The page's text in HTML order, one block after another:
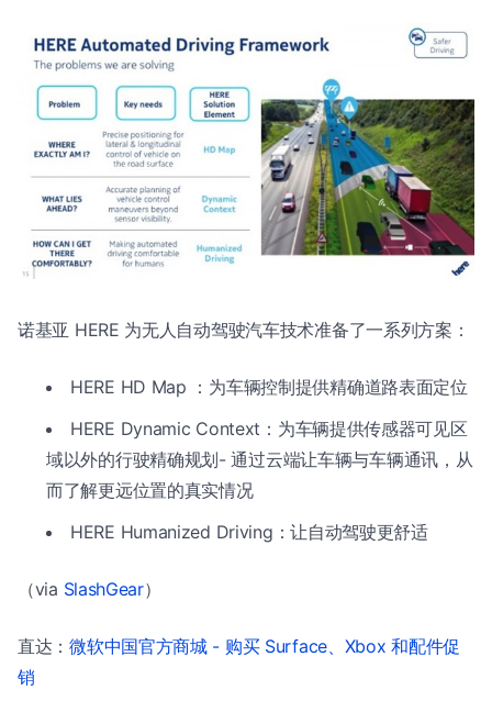
诺基亚 HERE 为无人自动驾驶汽车技术准备了一系列方案：
HERE HD Map ：为车辆控制提供精确道路表面定位
HERE Dynamic Context：为车辆提供传感器可见区
域以外的行驶精确规划- 通过云端让车辆与车辆通讯，从
而了解更远位置的真实情况
HERE Humanized Driving：让自动驾驶更舒适
（via SlashGear）
直达：微软中国官方商城 - 购买 Surface、Xbox 和配件促
销